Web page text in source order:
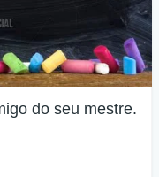
do seu mestre.